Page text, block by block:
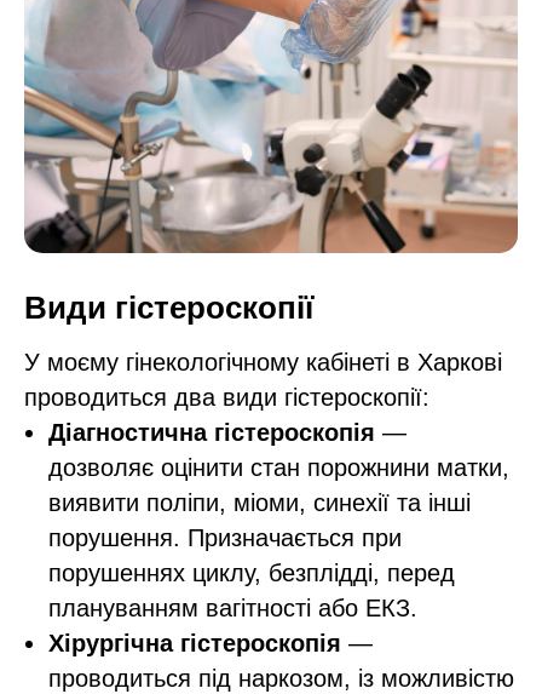
Види гістероскопії
У моєму гінекологічному кабінеті в Харкові
проводиться два види гістероскопії:
Діагностична гістероскопія —
дозволяє оцінити стан порожнини матки,
виявити поліпи, міоми, синехії та інші
порушення. Призначається при
порушеннях циклу, безплідді, перед
плануванням вагітності або ЕКЗ.
Хірургічна гістероскопія —
проводиться під наркозом, із можливістю